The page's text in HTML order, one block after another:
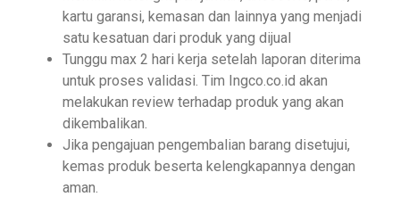
kartu garansi, kemasan dan lainnya yang menjadi
satu kesatuan dari produk yang dijual
Tunggu max 2 hari kerja setelah laporan diterima
untuk proses validasi. Tim Ingco.co.id akan
melakukan review terhadap produk yang akan
dikembalikan.
Jika pengajuan pengembalian barang disetujui,
kemas produk beserta kelengkapannya dengan
aman.
Hardware